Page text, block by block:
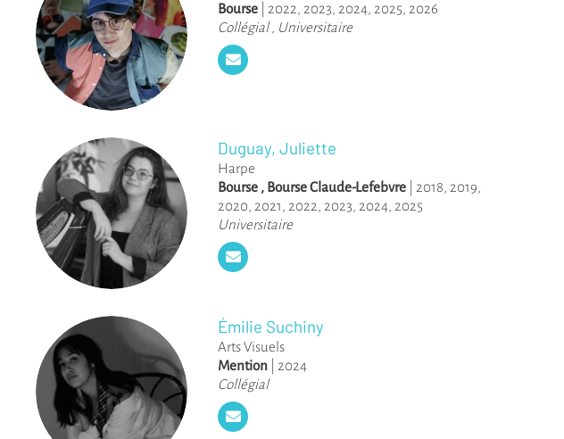
Bourse
2022 2023 2024 2025 2026
Collégial, Universitaire
Duguay, Juliette
Harpe
Bourse , Bourse Claude-Lefebvre 2018 2019
2020 2021 2022 2023 2024 2025
Universitaire
Émilie Suchiny
Arts Visuels
Mention
2024
Collégial